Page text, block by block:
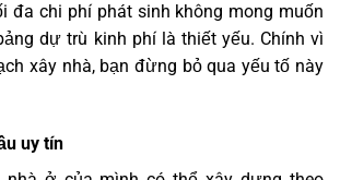
đa chi phí phát sinh không mong muốn
dự trù kinh phí là thiết yếu. Chính vì
xây nhà, bạn đừng bỏ qua yếu tố này
uy tín